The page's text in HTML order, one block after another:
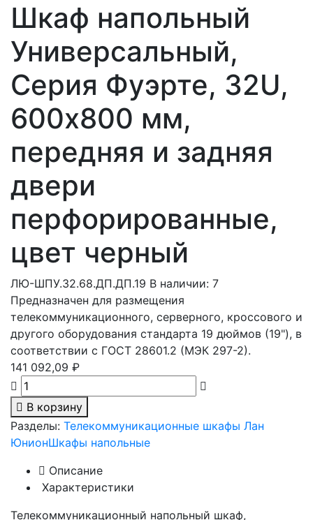
Шкаф напольный
Универсальный,
Серия Фуэрте, 32U,
600х800 мм,
передняя и задняя
двери
перфорированные,
цвет черный
ЛЮ-ШПУ.32.68.ДП.ДП.19 В наличии: 7
Предназначен для размещения
телекоммуникационного, серверного, кроссового и
другого оборудования стандарта 19 дюймов (19"), в
соответствии с ГОСТ 28601.2 (МЭК 297-2).
141 092,09 ₽
В корзину
Разделы: Телекоммуникационные шкафы Лан
ЮнионШкафы напольные
Описание
Характеристики
Телекоммуникационный напольный шкаф,